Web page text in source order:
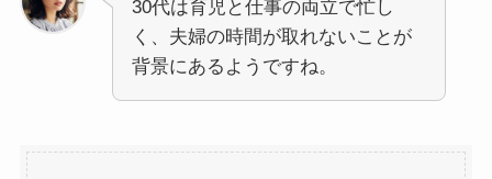
30代は育児と仕事の両立で忙し
く、夫婦の時間が取れないことが
背景にあるようですね。